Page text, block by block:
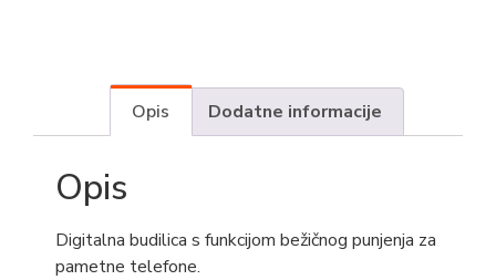
Opis Dodatne informacije
Opis
Digitalna budilica s funkcijom bežičnog punjenja za
pametne telefone.